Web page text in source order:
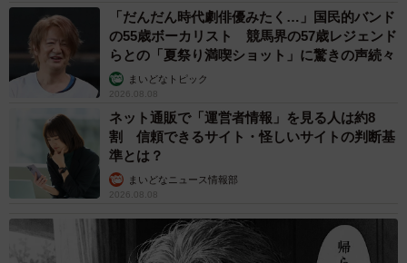
「だんだん時代劇俳優みたく…」国民的バンド
の55歳ボーカリスト 競馬界の57歳レジェンド
らとの「夏祭り満喫ショット」に驚きの声続々
まいどなトピック
2026.08.08
ネット通販で「運営者情報」を見る人は約8
割 信頼できるサイト・怪しいサイトの判断基
準とは？
まいどなニュース情報部
2026.08.08